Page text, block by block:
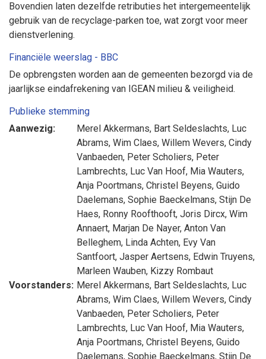
Bovendien laten dezelfde retributies het intergemeentelijk
gebruik van de recyclage-parken toe, wat zorgt voor meer
dienstverlening.
Financiële weerslag - BBC
De opbrengsten worden aan de gemeenten bezorgd via de
jaarlijkse eindafrekening van IGEAN milieu & veiligheid.
Publieke stemming
Aanwezig:
Merel Akkermans, Bart Seldeslachts, Luc
Abrams, Wim Claes, Willem Wevers, Cindy
Vanbaeden, Peter Scholiers, Peter
Lambrechts, Luc Van Hoof, Mia Wauters,
Anja Poortmans, Christel Beyens, Guido
Daelemans, Sophie Baeckelmans, Stijn De
Haes, Ronny Roofthooft, Joris Dircx, Wim
Annaert, Marjan De Nayer, Anton Van
Belleghem, Linda Achten, Evy Van
Santfoort, Jasper Aertsens, Edwin Truyens,
Marleen Wauben, Kizzy Rombaut
Voorstanders: Merel Akkermans, Bart Seldeslachts, Luc
Abrams, Wim Claes, Willem Wevers, Cindy
Vanbaeden, Peter Scholiers, Peter
Lambrechts, Luc Van Hoof, Mia Wauters,
Anja Poortmans, Christel Beyens, Guido
Daelemans, Sophie Baeckelmans, Stijn De